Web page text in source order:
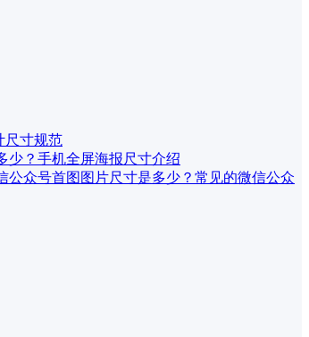
尺寸规范
少？手机全屏海报尺寸介绍
公众号首图图片尺寸是多少？常见的微信公众